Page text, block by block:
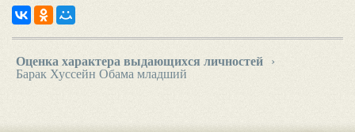
Оценка характера выдающихся личностей
›
Барак Хуссейн Обама младший